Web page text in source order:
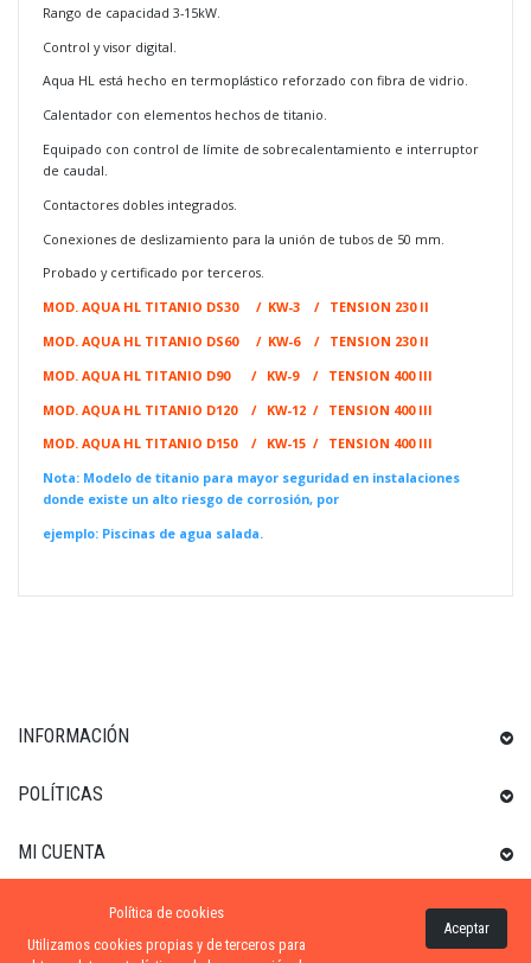
Rango de capacidad 3-15kW.
Control y visor digital.
Aqua HL está hecho en termoplástico reforzado con fibra de vidrio.
Calentador con elementos hechos de titanio.
Equipado con control de límite de sobrecalentamiento e interruptor
de caudal.
Contactores dobles integrados.
Conexiones de deslizamiento para la unión de tubos de 50 mm.
Probado y certificado por terceros.
MOD. AQUA HL TITANIO DS30 / KW-3 / TENSION 230 II
MOD. AQUA HL TITANIO DS60 / KW-6 / TENSION 230 II
MOD. AQUA HL TITANIO D90 / KW-9 / TENSION 400 III
MOD. AQUA HL TITANIO D120 / KW-12 / TENSION 400 III
MOD. AQUA HL TITANIO D150 / KW-15 / TENSION 400 III
Nota: Modelo de titanio para mayor seguridad en instalaciones
donde existe un alto riesgo de corrosión, por
ejemplo: Piscinas de agua salada.
INFORMACIÓN
POLÍTICAS
MI CUENTA
INFORMACIÓN SOBRE LA TIENDA
Política de cookies
Utilizamos cookies propias y de terceros para
Aceptar